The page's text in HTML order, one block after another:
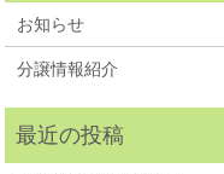
お知らせ
分譲情報紹介